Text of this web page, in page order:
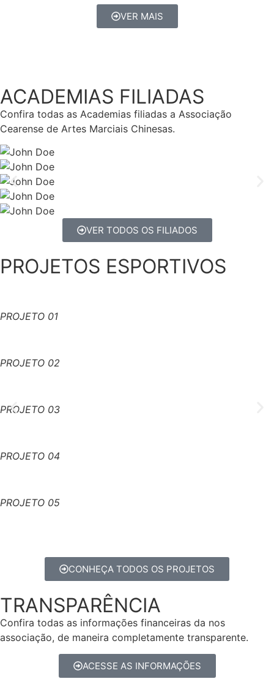
VER MAIS
ACADEMIAS FILIADAS
Confira todas as Academias filiadas a Associação
Cearense de Artes Marciais Chinesas.
VER TODOS OS FILIADOS
PROJETOS ESPORTIVOS
PROJETO 01
PROJETO 02
PROJETO 03
PROJETO 04
PROJETO 05
CONHEÇA TODOS OS PROJETOS
TRANSPARÊNCIA
Confira todas as informações financeiras da nos
associação, de maneira completamente transparente.
ACESSE AS INFORMAÇÕES